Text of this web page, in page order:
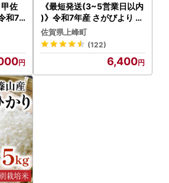
佐
和7
《最短発送(3~5営業日以内
)》令和7年産 さがびより 佐
賀県産（精米）5kg
佐賀県上峰町
(122)
6,400